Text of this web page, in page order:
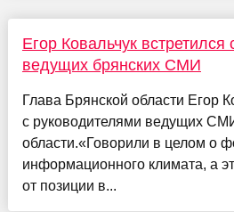
Егор Ковальчук встретился
ведущих брянских СМИ
Глава Брянской области Егор
с руководителями ведущих
области.«Говорили в целом о
информационного климата, а
от позиции в...